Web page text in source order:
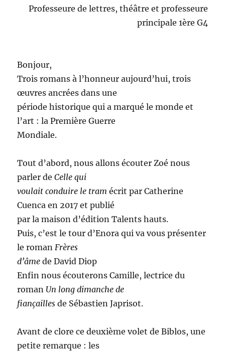
Professeure de lettres, théâtre et professeure
principale 1ère G4
Bonjour,
Trois romans à l’honneur aujourd’hui, trois
œuvres ancrées dans une
période historique qui a marqué le monde et
l’art : la Première Guerre
Mondiale.
Tout d’abord, nous allons écouter Zoé nous
parler deCelle qui
voulait conduire le tram écrit par Catherine
Cuenca en 2017 et publié
par la maison d’édition Talents hauts.
Puis, c’est le tour d’Enora qui va vous présenter
le roman Frères
d’âme de David Diop
Enfin nous écouterons Camille, lectrice du
roman Un long dimanche de
fiançailles de Sébastien Japrisot.
Avant de clore ce deuxième volet de Biblos, une
petite remarque : les